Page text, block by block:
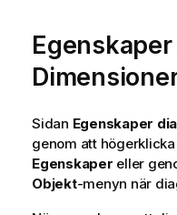
Sidan Egenskaper
genom att
Egenskaper eller
Objekt-menyn när